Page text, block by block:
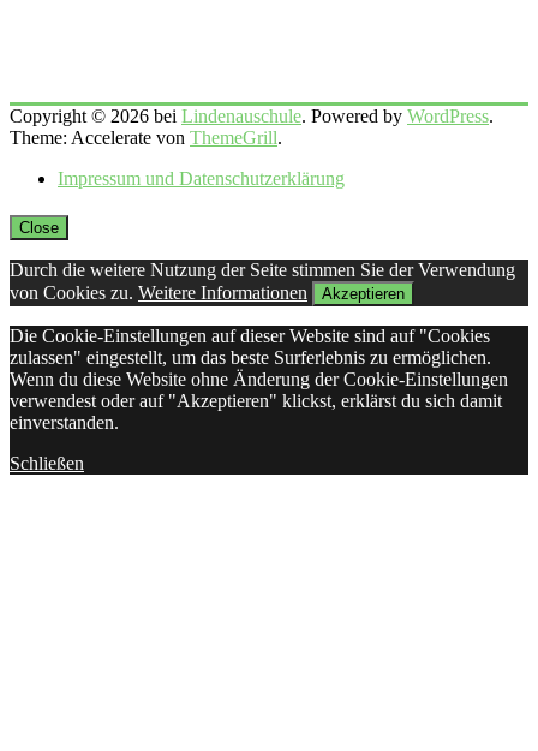
Copyright © 2026 bei Lindenauschule. Powered by WordPress.
Theme: Accelerate von ThemeGrill.
Impressum und Datenschutzerklärung
Close
Durch die weitere Nutzung der Seite stimmen Sie der Verwendung
von Cookies zu. Weitere Informationen Akzeptieren
Die Cookie-Einstellungen auf dieser Website sind auf "Cookies
zulassen" eingestellt, um das beste Surferlebnis zu ermöglichen.
Wenn du diese Website ohne Änderung der Cookie-Einstellungen
verwendest oder auf "Akzeptieren" klickst, erklärst du sich damit
einverstanden.
Schließen